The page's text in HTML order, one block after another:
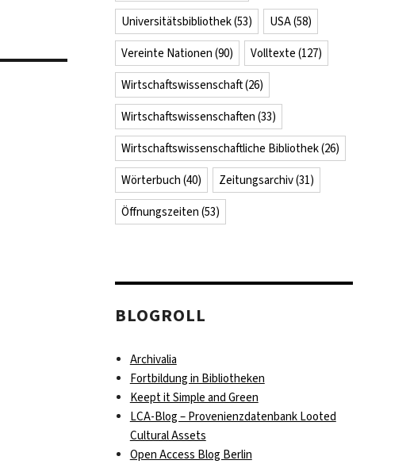
Universitätsbibliothek(53) USA(58)
Vereinte Nationen (90) Volltexte (127)
Wirtschaftswissenschaft(26)
Wirtschaftswissenschaften (33)
Wirtschaftswissenschaftliche Bibliothek(26)
Wörterbuch (40) Zeitungsarchiv(31)
Öffnungszeiten (53)
BLOGROLL
Archivalia
Fortbildung in Bibliotheken
Keept it Simple and Green
LCA-Blog – Provenienzdatenbank Looted
Cultural Assets
Open Access Blog Berlin